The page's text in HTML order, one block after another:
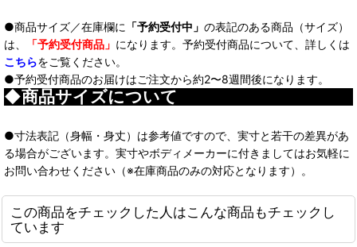
●商品サイズ／在庫欄に 「予約受付中」 の表記のある商品（サイズ）
は、
「予約受付商品」 になります。予約受付商品について、詳しくは
こちらをご覧ください。
●予約受付商品のお届けはご注文から約2〜8週間後になります。
◆商品サイズについて
●寸法表記（身幅・身丈）は参考値ですので、実寸と若干の差異があ
る場合がございます。実寸やボディメーカーに付きましてはお気軽に
お問い合わせください（※在庫商品のみの対応となります）。
この商品をチェックした人はこんな商品もチェックし
ています